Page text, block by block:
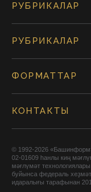
РУБРИКАЛАР
РУБРИКАЛАР
ФОРМАТТАР
КОНТАКТЫ
© 1992-2026
02-01609 һанлы киң
мәғлүмәт
буйынса федераль
идаралығы тарафынан